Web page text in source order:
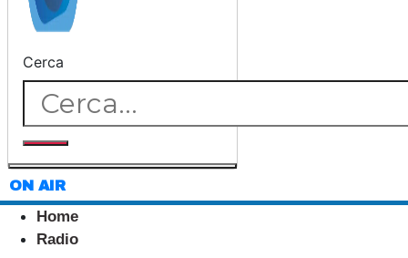
Cerca
ON AIR
Home
Radio